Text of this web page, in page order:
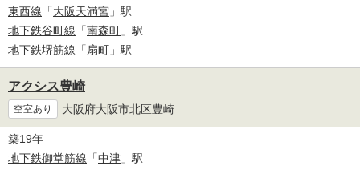
東西線 「大阪天満宮 」駅
地下鉄谷町線 「南森町 」駅
地下鉄堺筋線 「 扇町 」駅
アクシス豊崎
空室あり 大阪府大阪市北区豊崎
築19年
地下鉄御堂筋線 「中津 」駅